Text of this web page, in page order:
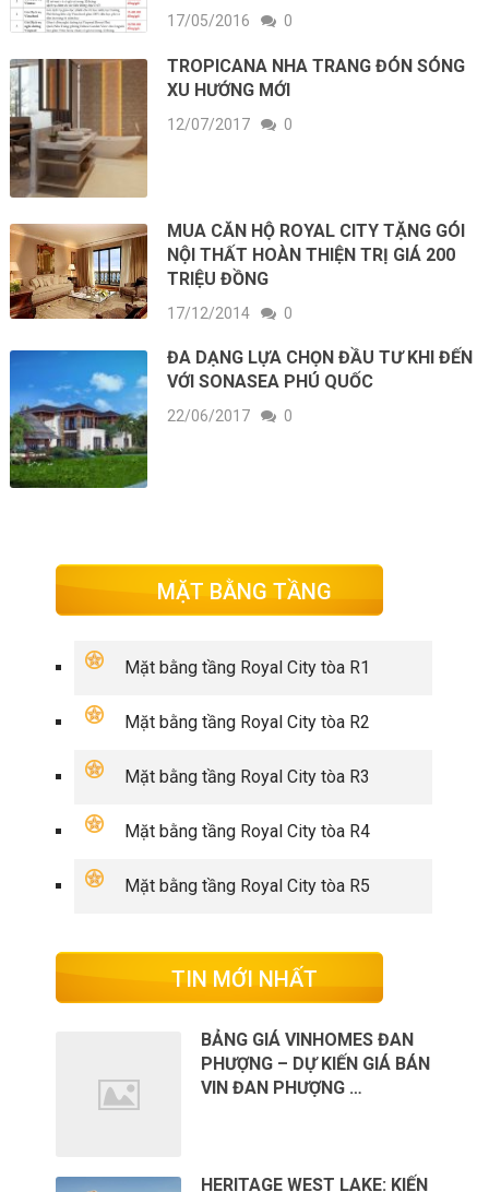
17/05/2016 0
TROPICANA NHA TRANG ĐÓN SÓNG
XU HƯỚNG MỚI
12/07/2017 0
MUA CĂN HỘ ROYAL CITY TẶNG GÓI
NỘI THẤT HOÀN THIỆN TRỊ GIÁ 200
TRIỆU ĐỒNG
17/12/2014 0
ĐA DẠNG LỰA CHỌN ĐẦU TƯ KHI ĐẾN
VỚI SONASEA PHÚ QUỐC
22/06/2017 0
MẶT BẰNG TẦNG
Mặt bằng tầng Royal City tòa R1
Mặt bằng tầng Royal City tòa R2
Mặt bằng tầng Royal City tòa R3
Mặt bằng tầng Royal City tòa R4
Mặt bằng tầng Royal City tòa R5
TIN MỚI NHẤT
BẢNG GIÁ VINHOMES ĐAN
PHƯỢNG – DỰ KIẾN GIÁ BÁN
VIN ĐAN PHƯỢNG …
HERITAGE WEST LAKE: KIẾN